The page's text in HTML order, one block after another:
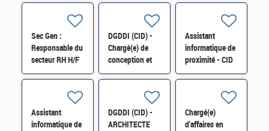
SDTME-081 H/F
d'accueil, de
courrier et de
manutention
(H/F)
Sec Gen :
Responsable du
secteur RH H/F
DGDDI (CID) -
Chargé(e) de
conception et
de
Assistant
informatique de
proximité - CID
34 -B PAU -
Assistant
informatique de
DGDDI (CID) -
ARCHITECTE
Chargé(e)
d'affaires en